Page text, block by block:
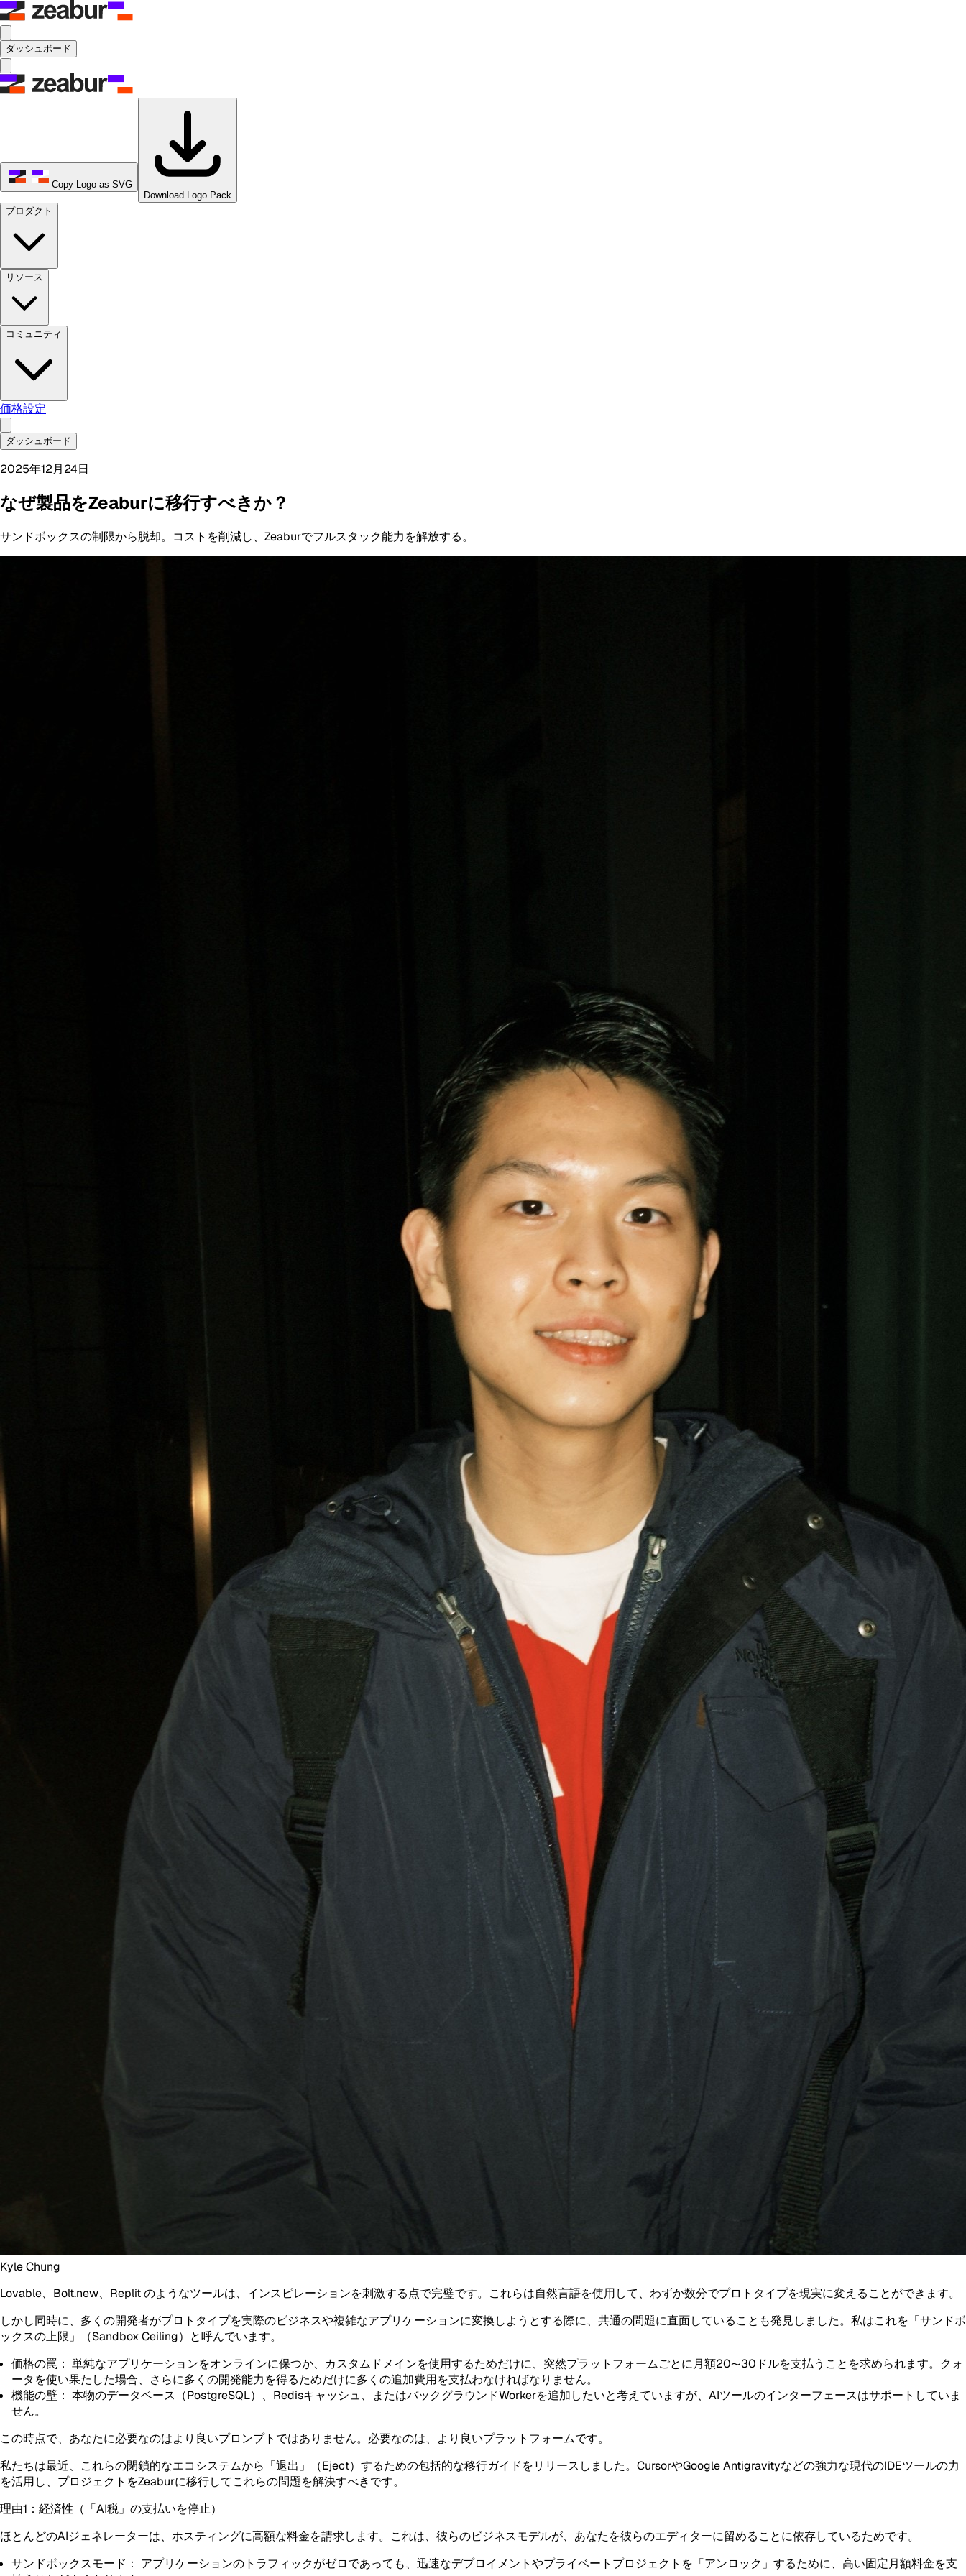
ダッシュボード
Copy Logo as SVG
Download Logo Pack
プロダクト
リソース
コミュニティ
価格設定
ダッシュボード
2025年12月24日
なぜ製品をZeaburに移行すべきか？
サンドボックスの制限から脱却。コストを削減し、Zeaburでフルスタック能力を解放する。
Kyle Chung
Lovable、 Bolt.new、 Replitのようなツールは、インスピレーションを刺激する点で完璧です。これらは自然言語を使用して、わずか数分でプロトタイプを現実に変えることができます。
しかし同時に、多くの開発者がプロトタイプを実際のビジネスや複雑なアプリケーションに変換しようとする際に、共通の問題に直面していることも発見しました。私はこれを「サンドボ
ックスの上限」（Sandbox Ceiling）と呼んでいます。
価格の罠： 単純なアプリケーションをオンラインに保つか、カスタムドメインを使用するためだけに、突然プラットフォームごとに月額20〜30ドルを支払うことを求められます。クォ
ータを使い果たした場合、さらに多くの開発能力を得るためだけに多くの追加費用を支払わなければなりません。
機能の壁： 本物のデータベース（PostgreSQL）、Redisキャッシュ、またはバックグラウンドWorkerを追加したいと考えていますが、AIツールのインターフェースはサポートしていま
せん。
この時点で、あなたに必要なのはより良いプロンプトではありません。必要なのは、より良いプラットフォームです。
私たちは最近、これらの閉鎖的なエコシステムから「退出」（Eject）するための包括的な移行ガイドをリリースしました。CursorやGoogle Antigravityなどの強力な現代のIDEツールの力
を活用し、プロジェクトをZeaburに移行してこれらの問題を解決すべきです。
理由1：経済性（「AI税」の支払いを停止）
ほとんどのAIジェネレーターは、ホスティングに高額な料金を請求します。これは、彼らのビジネスモデルが、あなたを彼らのエディターに留めることに依存しているためです。
サンドボックスモード： アプリケーションのトラフィックがゼロであっても、迅速なデプロイメントやプライベートプロジェクトを「アンロック」するために、高い固定月額料金を支